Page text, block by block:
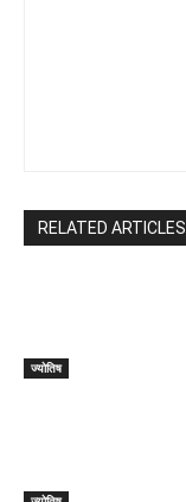
RELATED ARTICLES
ज्योतिष